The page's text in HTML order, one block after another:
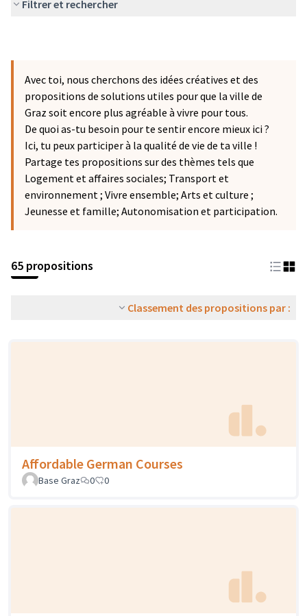
Filtrer et rechercher
Avec toi, nous cherchons des idées créatives et des
propositions de solutions utiles pour que la ville de
Graz soit encore plus agréable à vivre pour tous.
De quoi as-tu besoin pour te sentir encore mieux ici ?
Ici, tu peux participer à la qualité de vie de ta ville !
Partage tes propositions sur des thèmes tels que
Logement et affaires sociales; Transport et
environnement ; Vivre ensemble; Arts et culture ;
Jeunesse et famille; Autonomisation et participation.
65 propositions
Classement des propositions par :
Affordable German Courses
Base Graz 0 0